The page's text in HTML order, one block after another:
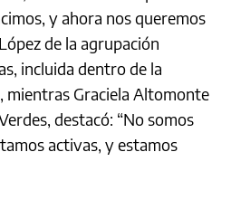
y ahora nos queremos
de la agrupación
incluida dentro de la
mientras Graciela Altomonte
destacó: “No somos
activas, y estamos